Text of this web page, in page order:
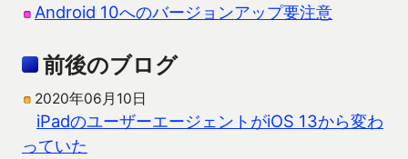
Android 10へのバージョンアップ要注意
前後のブログ
2020年06月10日
iPadのユーザーエージェントがiOS 13から変わ
っていた